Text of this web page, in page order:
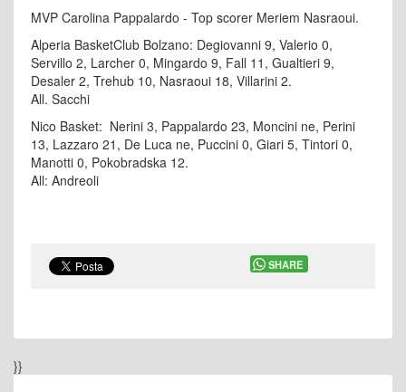
}}
MVP Carolina Pappalardo - Top scorer Meriem Nasraoui.
Alperia BasketClub Bolzano: Degiovanni 9, Valerio 0,
Servillo 2, Larcher 0, Mingardo 9, Fall 11, Gualtieri 9,
Desaler 2, Trehub 10, Nasraoui 18, Villarini 2.
All. Sacchi
Nico Basket: Nerini 3, Pappalardo 23, Moncini ne, Perini
13, Lazzaro 21, De Luca ne, Puccini 0, Giari 5, Tintori 0,
Manotti 0, Pokobradska 12.
All: Andreoli
SHARE